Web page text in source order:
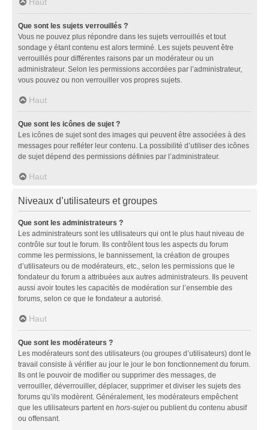
Que sont les sujets verrouillés ?
Vous ne pouvez plus répondre dans les sujets verrouillés et tout
sondage y étant contenu est alors terminé. Les sujets peuvent être
verrouillés pour différentes raisons par un modérateur ou un
administrateur. Selon les permissions accordées par l’administrateur,
vous pouvez ou non verrouiller vos propres sujets.
Haut
Que sont les icônes de sujet ?
Les icônes de sujet sont des images qui peuvent être associées à des
messages pour refléter leur contenu. La possibilité d’utiliser des icônes
de sujet dépend des permissions définies par l’administrateur.
Haut
Niveaux d’utilisateurs et groupes
Que sont les administrateurs ?
Les administrateurs sont les utilisateurs qui ont le plus haut niveau de
contrôle sur tout le forum. Ils contrôlent tous les aspects du forum
comme les permissions, le bannissement, la création de groupes
d’utilisateurs ou de modérateurs, etc., selon les permissions que le
fondateur du forum a attribuées aux autres administrateurs. Ils peuvent
aussi avoir toutes les capacités de modération sur l’ensemble des
forums, selon ce que le fondateur a autorisé.
Haut
Que sont les modérateurs ?
Les modérateurs sont des utilisateurs (ou groupes d’utilisateurs) dont le
travail consiste à vérifier au jour le jour le bon fonctionnement du forum.
Ils ont le pouvoir de modifier ou supprimer des messages, de
verrouiller, déverrouiller, déplacer, supprimer et diviser les sujets des
forums qu’ils modèrent. Généralement, les modérateurs empêchent
que les utilisateurs partent en hors-sujetou publient du contenu abusif
ou offensant.